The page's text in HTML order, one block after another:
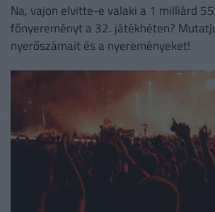
Na, vajon elvitte-e valaki a 1 milliárd
főnyereményt a 32. játékhéten?
nyerőszámait és a nyereményeket!